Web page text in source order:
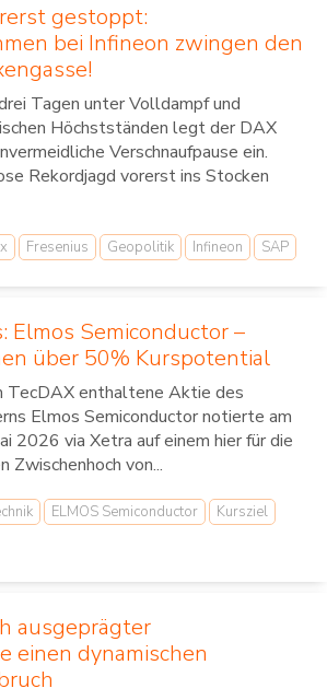
gestoppt:
bei Infineon zwingen den
Tagen unter Volldampf und
Höchstständen legt der DAX
Verschnaufpause ein.
Rekordjagd vorerst ins Stocken
Fresenius Geopolitik Infineon SAP
Elmos Semiconductor –
über 50% Kurspotential
TecDAX enthaltene Aktie des
Elmos Semiconductor notierte am
2026 via Xetra auf einem hier für die
Zwischenhoch von...
ELMOS Semiconductor
Kursziel
ausgeprägter
einen dynamischen